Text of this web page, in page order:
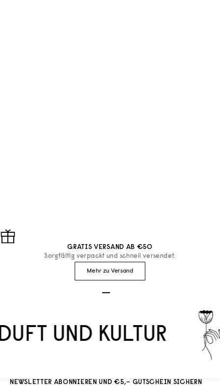
GRATIS VERSAND AB €50
Sorgfältig verpackt und schnell versendet.
Mehr zu Versand
UND KULTUR
NEWSLETTER ABONNIEREN UND €5,– GUTSCHEIN SICHERN